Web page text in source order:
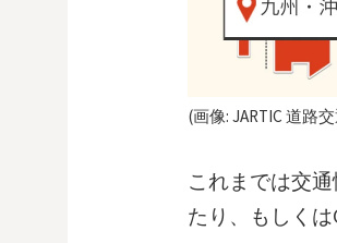
(画像: JARTIC 道路
これまでは交
たり、もしく